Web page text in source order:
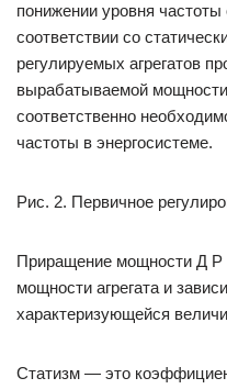
понижении уровня частоты
соответствии со
регулируемых агрегатов
вырабатываемой
соответственно
частоты в энергосистеме.
Рис. 2. Первичное
Приращение мощности Д Р
мощности агрегата и
характеризующейся
Статизм — это